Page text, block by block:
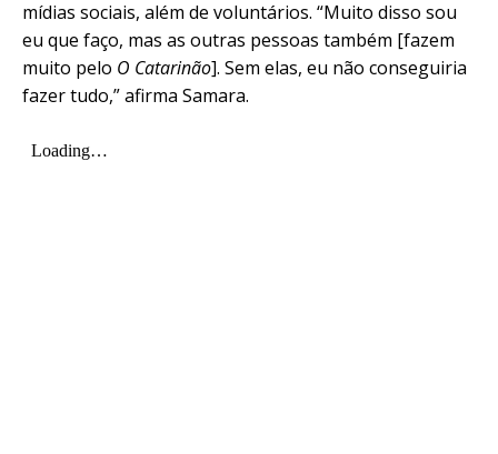
mídias sociais, além de voluntários. “Muito disso sou
eu que faço, mas as outras pessoas também [fazem
muito pelo O Catarinão]. Sem elas, eu não conseguiria
fazer tudo,” afirma Samara.